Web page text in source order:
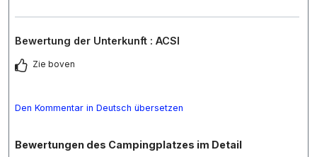
Bewertung der Unterkunft : ACSI
Zie boven
Den Kommentar in Deutsch übersetzen
Bewertungen des Campingplatzes im Detail